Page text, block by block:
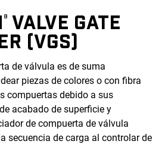
® VALVE GATE
(VGS)
de válvula es de suma
piezas de colores o con fibra
compuertas debido a sus
acabado de superficie y
de compuerta de válvula
secuencia de carga al controlar de